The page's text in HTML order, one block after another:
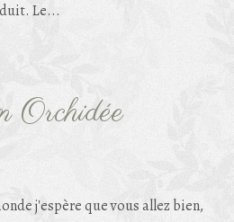
Le...
j'espère que vous allez bien,